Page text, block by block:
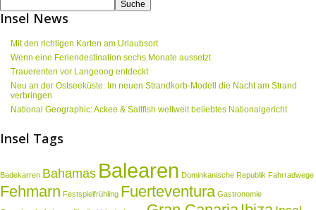
Insel News
Mit den richtigen Karten am Urlaubsort
Wenn eine Feriendestination sechs Monate aussetzt
Trauerenten vor Langeoog entdeckt
Neu an der Ostseeküste: Im neuen Strandkorb-Modell die Nacht am Strand
verbringen
National Geographic: Ackee & Saltfish weltweit beliebtes Nationalgericht
Insel Tags
Badekarren Bahamas Balearen Dominkanische Republik Fahrradwege
Fehmarn Festspielfrühling Fuerteventura Gastronomie